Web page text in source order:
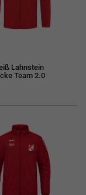
Lahnstein
Team 2.0